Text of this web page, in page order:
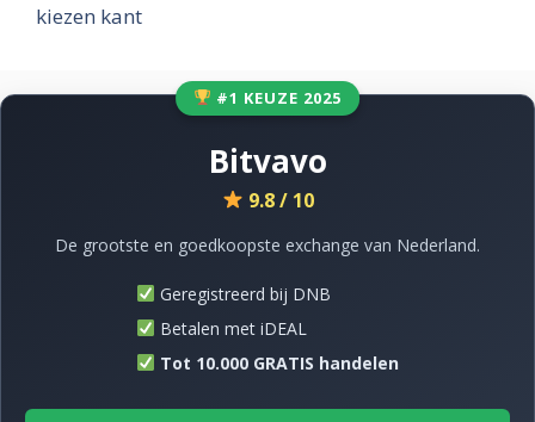
kiezen kant
#1 KEUZE 2025
Bitvavo
9.8 / 10
De grootste en goedkoopste exchange van Nederland.
Geregistreerd bij DNB
Betalen met iDEAL
Tot 10.000 GRATIS handelen